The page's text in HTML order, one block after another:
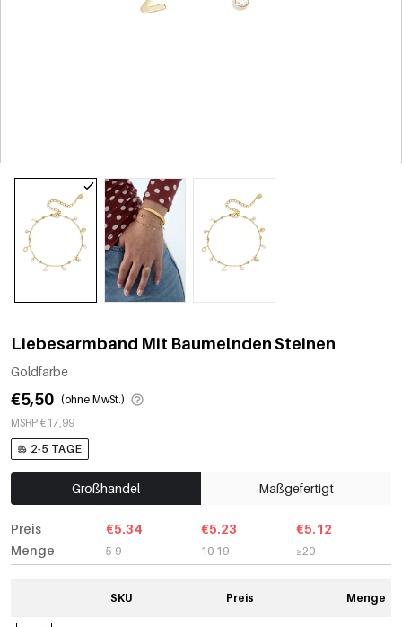
Liebesarmband Mit Baumelnden Steinen
Goldfarbe
€5,50 (ohne MwSt.)
MSRP €17,99
2-5 TAGE
Großhandel Maßgefertigt
Preis
Menge
€5.34
5-9
€5.23
10-19
€5.12
≥20
SKU Preis Menge